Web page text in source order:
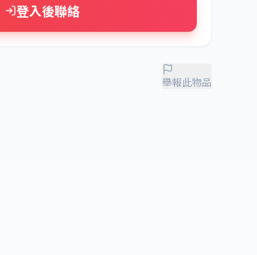
登入後聯絡
舉報此物品